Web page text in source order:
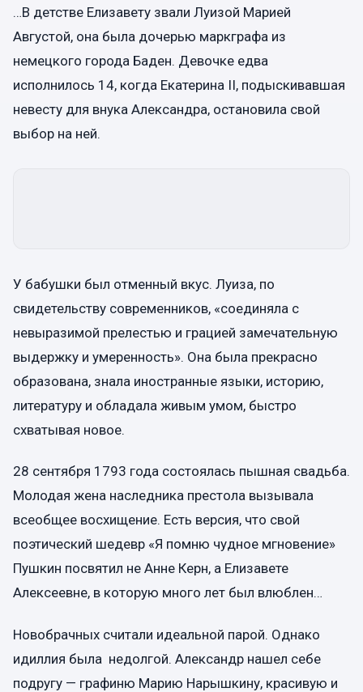
…В детстве Елизавету звали Луизой Марией
Августой, она была дочерью маркграфа из
немецкого города Баден. Девочке едва
исполнилось 14, когда Екатерина II, подыскивавшая
невесту для внука Александра, остановила свой
выбор на ней.
У бабушки был отменный вкус. Луиза, по
свидетельству современников, «соединяла с
невыразимой прелестью и грацией замечательную
выдержку и умеренность». Она была прекрасно
образована, знала иностранные языки, историю,
литературу и обладала живым умом, быстро
схватывая новое.
28 сентября 1793 года состоялась пышная свадьба.
Молодая жена наследника престола вызывала
всеобщее восхищение. Есть версия, что свой
поэтический шедевр «Я помню чудное мгновение»
Пушкин посвятил не Анне Керн, а Елизавете
Алексеевне, в которую много лет был влюблен…
Новобрачных считали идеальной парой. Однако
идиллия была недолгой. Александр нашел себе
подругу — графиню Марию Нарышкину, красивую и